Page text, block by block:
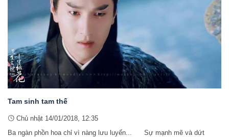
Tam sinh tam thế
Chủ nhật 14/01/2018, 12:35
Ba ngàn phồn hoa chỉ vì nàng lưu luyến... Sự mạnh mẽ và dứt